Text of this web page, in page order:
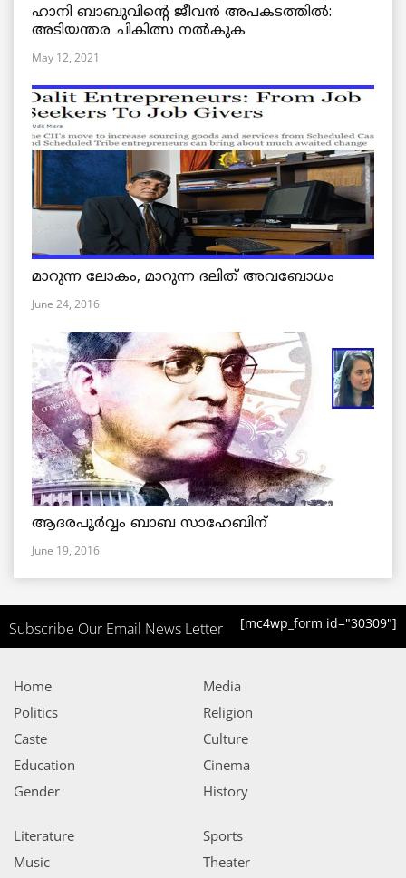
ഹാനി ബാബുവിന്റെ ജീവൻ അപകടത്തിൽ:
അടിയന്തര ചികിത്സ നൽകുക
May 12, 2021
മാറുന്ന ലോകം, മാറുന്ന ദലിത് അവബോധം
June 24, 2016
ആദരപൂര്‍വ്വം ബാബ സാഹേബിന്
June 19, 2016
Subscribe Our Email News Letter [mc4wp_form id="30309"]
Home
Politics
Caste
Education
Gender
Media
Religion
Culture
Cinema
History
Literature
Music
Sports
Theater